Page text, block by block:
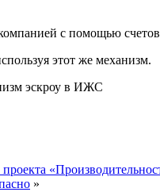
с помощью
этот же механизм.
эскроу в ИЖС
»